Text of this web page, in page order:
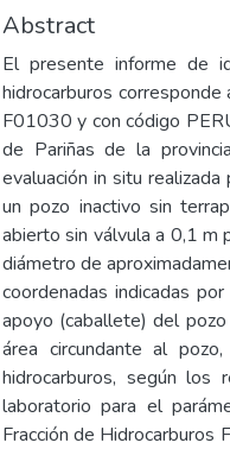
Abstract
El presente informe de
hidrocarburos corresponde
F01030 y con código
de Pariñas de la
evaluación in situ
un pozo inactivo sin
abierto sin válvula a 0,1 m
diámetro de
coordenadas indicadas
apoyo (caballete) del
área circundante al
hidrocarburos, según
laboratorio para el
Fracción de Hidrocarburos